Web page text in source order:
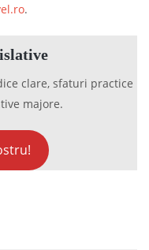
.
clare, sfaturi practice
majore.